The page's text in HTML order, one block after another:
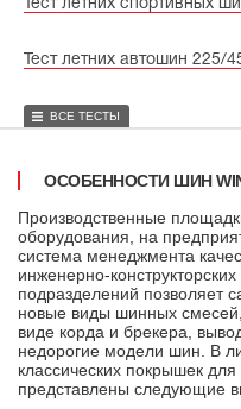
Тест летних спортивных
Тест летних автошин 225/
ВСЕ ТЕСТЫ
ОСОБЕННОСТИ ШИН
Производственные
оборудования, на
система менеджмента
инженерно-
подразделений позволяет
новые виды шинных
виде корда и брекера,
недорогие модели шин. В
классических покрышек
представлены следующие